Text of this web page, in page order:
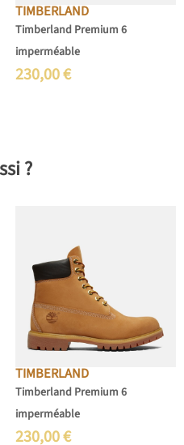
TIMBERLAND
Timberland Premium 6
imperméable
230,00€
?
TIMBERLAND
Timberland Premium 6
imperméable
230,00€